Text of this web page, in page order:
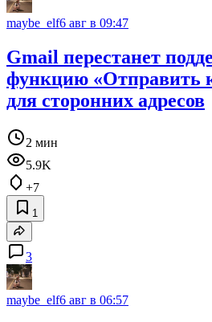
maybe_elf6 авг в 09:47
Gmail перестанет
функцию «Отправить
для сторонних адресов
2 мин
5.9K
+7
1
3
maybe_elf6 авг в 06:57